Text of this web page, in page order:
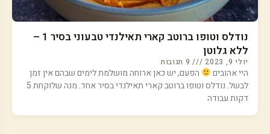
נודלס וטופו ברוטב קארי תאילנדי טבעוני בסיר 1 –
ללא גלוטן
יולי 9, 2023 9 תגובות
היי אהובים
הפעם, יש כאן ארוחה מושלמת לימים שבהם אין זמן
לבשל. נודלס וטופו ברוטב קארי תאילנדי בסיר אחד. מנה שלוקחת 5
דקות עבודה